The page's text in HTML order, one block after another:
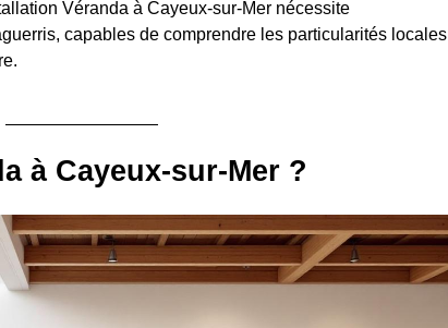
Véranda à Cayeux-sur-Mer nécessite
capables de comprendre les particularités locales
à Cayeux-sur-Mer ?